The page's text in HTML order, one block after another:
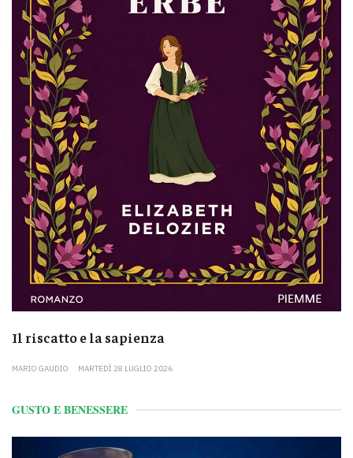
Il riscatto e la sapienza
MARIO GAUDIO MARTEDÌ 28 LUGLIO 2026
GUSTO E BENESSERE